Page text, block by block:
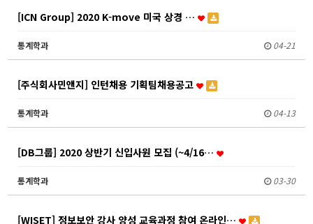
[ICN Group] 2020 K-move 미국 상경 …
통계학과 04-21
[주식회사민앤지] 인턴채용 기획팀채용공고
통계학과 04-13
[DB그룹] 2020 상반기 신입사원 모집 (~4/16…
통계학과 03-30
[WISET] 정보보안 강사 양성 교육과정 참여 온라인…